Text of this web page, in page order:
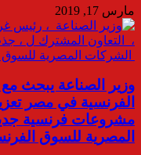
مارس 17, 2019
وزير الصناعة يبحث
الفرنسية في مصر
مشروعات فرنسية
المصرية للسوق